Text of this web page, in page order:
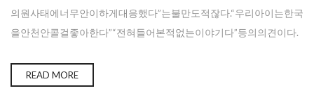
의원사태에너무안이하게대응했다”는불만도적잖다.“우리아이는한국
을안천안콜걸좋아한다”“전혀들어본적없는이야기다”등의의견이다.
READ MORE